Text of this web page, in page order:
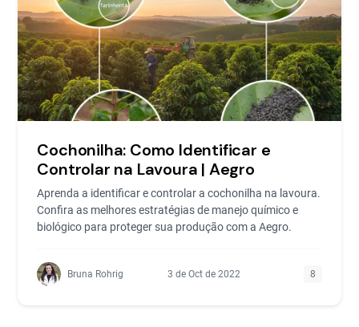
Cochonilha: Como Identificar e
Controlar na Lavoura | Aegro
Aprenda a identificar e controlar a cochonilha na lavoura.
Confira as melhores estratégias de manejo químico e
biológico para proteger sua produção com a Aegro.
Bruna Rohrig 3 de Oct de 2022 8